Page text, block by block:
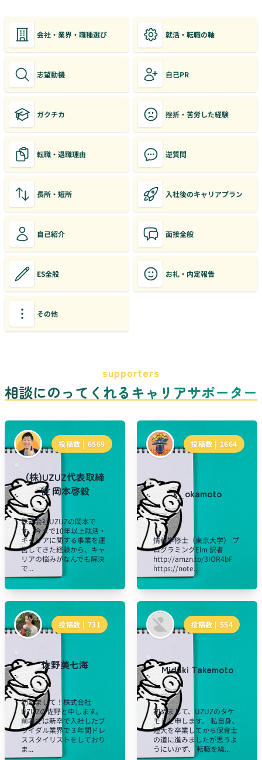
会社・業界・職種選び 就活・転職の軸
志望動機 自己PR
ガクチカ 挫折・苦労した経験
転職・退職理由 逆質問
長所・短所 入社後のキャリアプラン
自己紹介 面接全般
ES全般 お礼・内定報告
その他
supporters
相談にのってくれるキャリアサポーター
投稿数 | 6569
(株)UZUZ代表取締
役 岡本啓毅
株式会社UZUZの岡本で
す。今まで10年以上就活・
キャリアに関する事業を運
営してきた経験から、キャ
リアの悩みがなんでも解決
で...
投稿数 | 1664
k_okamoto
情報学修士（東京大学） プ
ログラミングElm 訳者
http://amzn.to/3IOR4bF
https://note...
投稿数 | 731
佐野美七海
初めまして！株式会社
UZUZの佐野と申します。
前職では新卒で入社したブ
ライダル業界で３年間ドレ
ススタイリストをしており
ま...
投稿数 | 554
Miduki Takemoto
初めまして、UZUZのタケ
モトと申します。 私自身、
短大を卒業してから保育士
の道に進みましたが思うよ
うにいかず、 転職を繰...